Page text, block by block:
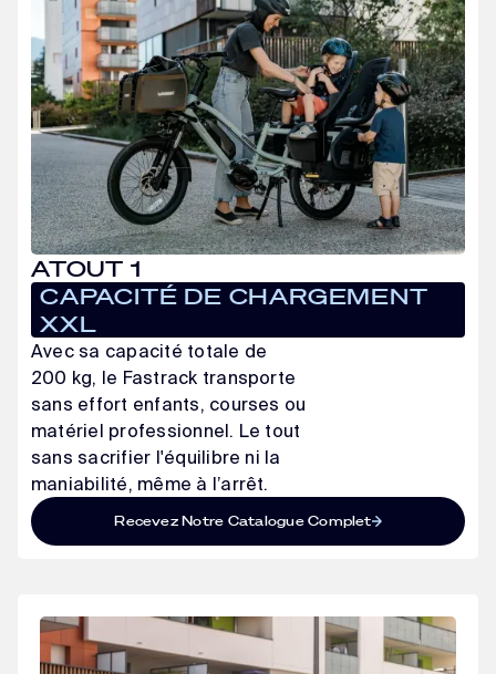
ATOUT 1
CAPACITÉ DE CHARGEMENT
XXL
Avec sa capacité totale de
200 kg, le Fastrack transporte
sans effort enfants, courses ou
matériel professionnel. Le tout
sans sacrifier l'équilibre ni la
maniabilité, même à l’arrêt.
Recevez Notre Catalogue Complet